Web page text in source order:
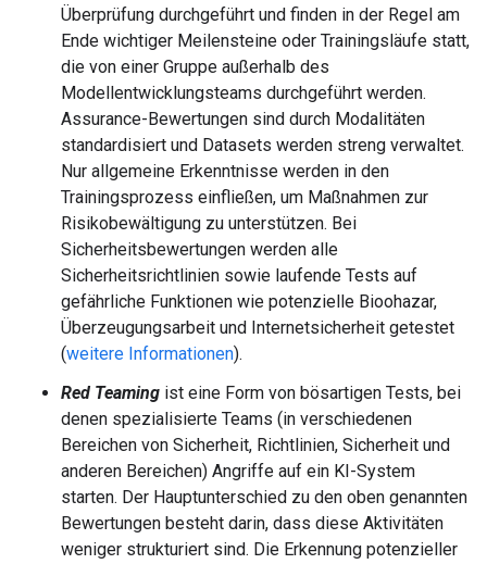
Überprüfung durchgeführt und finden in der Regel am
Ende wichtiger Meilensteine oder Trainingsläufe statt,
die von einer Gruppe außerhalb des
Modellentwicklungsteams durchgeführt werden.
Assurance-Bewertungen sind durch Modalitäten
standardisiert und Datasets werden streng verwaltet.
Nur allgemeine Erkenntnisse werden in den
Trainingsprozess einfließen, um Maßnahmen zur
Risikobewältigung zu unterstützen. Bei
Sicherheitsbewertungen werden alle
Sicherheitsrichtlinien sowie laufende Tests auf
gefährliche Funktionen wie potenzielle Bioohazar,
Überzeugungsarbeit und Internetsicherheit getestet
(weitere Informationen).
Red Teaming ist eine Form von bösartigen Tests, bei
denen spezialisierte Teams (in verschiedenen
Bereichen von Sicherheit, Richtlinien, Sicherheit und
anderen Bereichen) Angriffe auf ein KI-System
starten. Der Hauptunterschied zu den oben genannten
Bewertungen besteht darin, dass diese Aktivitäten
weniger strukturiert sind. Die Erkennung potenzieller